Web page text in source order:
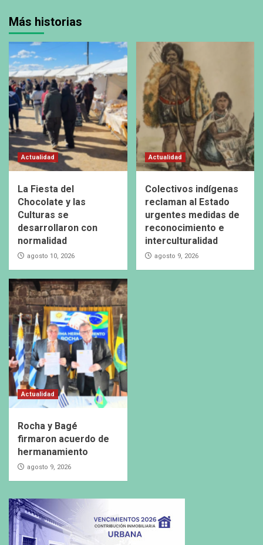
Más historias
Actualidad
La Fiesta del
Chocolate y las
Culturas se
desarrollaron con
normalidad
agosto 10, 2026
Actualidad
Colectivos indígenas
reclaman al Estado
urgentes medidas de
reconocimiento e
interculturalidad
agosto 9, 2026
Actualidad
Rocha y Bagé
firmaron acuerdo de
hermanamiento
agosto 9, 2026